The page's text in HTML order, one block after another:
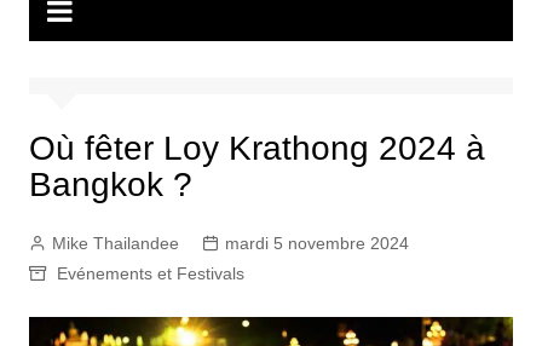
Où fêter Loy Krathong 2024 à
Bangkok ?
Mike Thailandee
mardi 5 novembre 2024
Evénements et Festivals